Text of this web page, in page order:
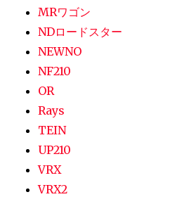
MRワゴン
NDロードスター
NEWNO
NF210
OR
Rays
TEIN
UP210
VRX
VRX2